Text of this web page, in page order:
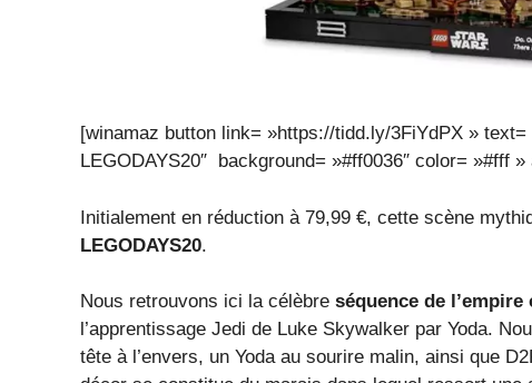
[winamaz button link= »https://tidd.ly/3FiYdPX »
LEGODAYS20″ background= »#ff0036″ color= »#fff »
Initialement en réduction à 79,99 €, cette scène
LEGODAYS20.
Nous retrouvons ici la célèbre séquence de
l’apprentissage Jedi de Luke Skywalker par Yoda.
tête à l’envers, un Yoda au sourire malin, ainsi que